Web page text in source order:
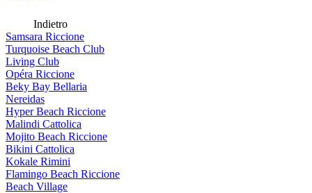
Indietro
Samsara Riccione
Turquoise Beach Club
Living Club
Opéra Riccione
Beky Bay Bellaria
Nereidas
Hyper Beach Riccione
Malindi Cattolica
Mojito Beach Riccione
Bikini Cattolica
Kokale Rimini
Flamingo Beach Riccione
Beach Village